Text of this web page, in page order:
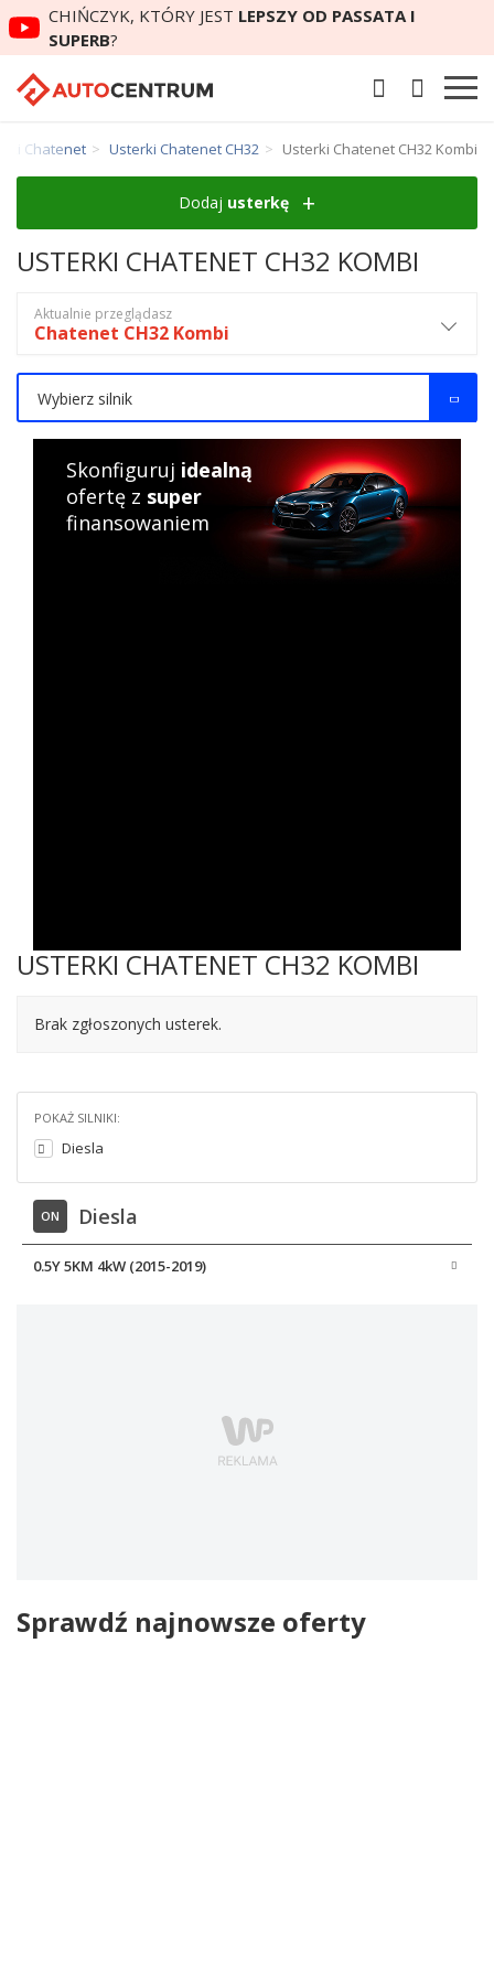
CHIŃCZYK, KTÓRY JEST LEPSZY OD PASSATA I
SUPERB?
Chatenet Usterki Chatenet CH32 Usterki Chatenet CH32 Kombi
USTERKI CHATENET CH32 KOMBI
Brak zgłoszonych usterek.
POKAŻ SILNIKI:
Diesla
ON Diesla
0.5Y 5KM 4kW (2015-2019)
Sprawdź najnowsze oferty
Dodaj usterkę
USTERKI CHATENET CH32 KOMBI
Aktualnie przeglądasz
Chatenet CH32 Kombi
Wybierz silnik
Skonfiguruj idealną
ofertę z super
finansowaniem